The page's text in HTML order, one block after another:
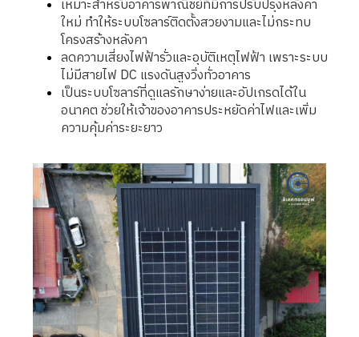
เหมาะสำหรับอาคารพาณิชย์ที่มีการปรับปรุงหลังคา
ใหม่ ทำให้ระบบโซลาร์ติดตั้งสวยงามและไม่กระทบ
โครงสร้างหลังคา
ลดความเสี่ยงไฟฟ้ารั่วและอุบัติเหตุไฟฟ้า เพราะระบบ
ไม่มีสายไฟ DC แรงดันสูงวิ่งทั่วอาคาร
เป็นระบบโซลาร์ที่ดูแลรักษาง่ายและอัปเกรดได้ใน
อนาคต ช่วยให้เจ้าของอาคารประหยัดค่าไฟและเพิ่ม
ความคุ้มค่าระยะยาว